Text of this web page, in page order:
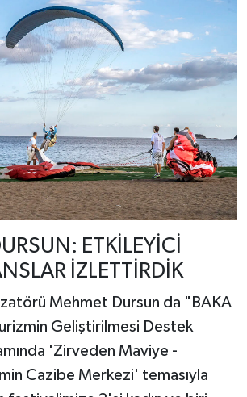
ETKİLEYİCİ
İZLETTİRDİK
Mehmet Dursun da "BAKA
Geliştirilmesi Destek
'Zirveden Maviye -
Cazibe Merkezi' temasıyla